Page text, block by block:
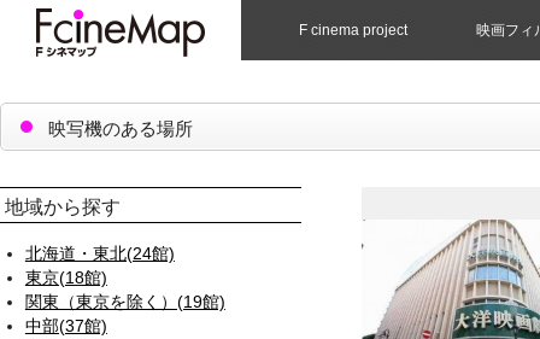
F cinema project 映画フィ
映写機のある場所
地域から探す
北海道・東北(24館)
東京(18館)
関東（東京を除く）(19館)
中部(37館)